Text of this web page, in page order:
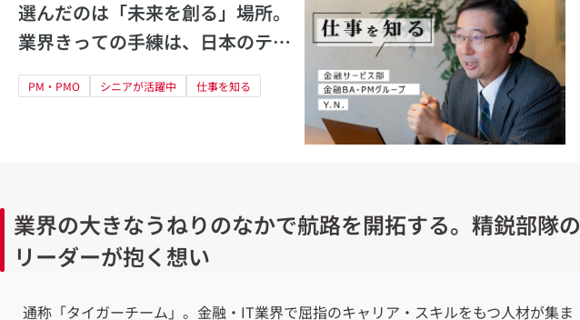
選んだのは「未来を創る」場所。
業界きっての手練は、日本のテス
ト技術躍進へ突き進む
PM・PMO シニアが活躍中 仕事を知る
業界の大きなうねりのなかで航路を開拓する。精鋭部隊の
リーダーが抱く想い
通称「タイガーチーム」。金融 ・IT業界で屈指のキャリア・スキルをもつ人材が集ま